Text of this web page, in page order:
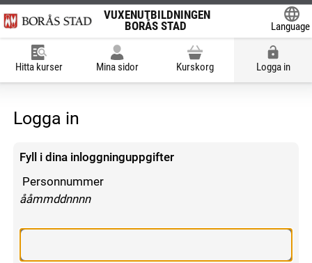
VUXENUTBILDNINGEN
BORÅS STAD
Language
Hitta kurser Mina sidor Kurskorg Logga in
Logga in
Fyll i dina inloggninguppgifter
Personnummer
enligt följande mönster:
ååmmddnnnn